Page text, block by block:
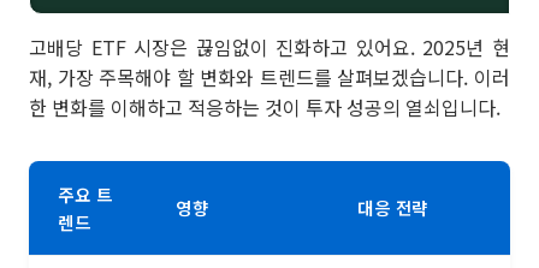
고배당 ETF 시장은 끊임없이 진화하고 있어요. 2025년 현
재, 가장 주목해야 할 변화와 트렌드를 살펴보겠습니다. 이러
한 변화를 이해하고 적응하는 것이 투자 성공의 열쇠입니다.
주요 트
렌드
영향 대응 전략